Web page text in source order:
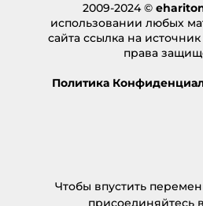
Евгения
Я рада, что было
Ваш адрес email не будет
2009-2024 ©
использовании любых
сайта ссылка на
права
Политика
Чтобы впустить